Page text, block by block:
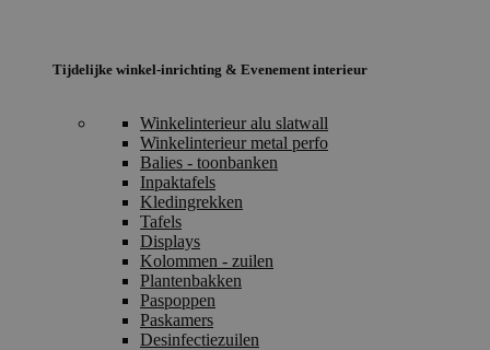
Tijdelijke winkel-inrichting & Evenement interieur
Winkelinterieur alu slatwall
Winkelinterieur metal perfo
Balies - toonbanken
Inpaktafels
Kledingrekken
Tafels
Displays
Kolommen - zuilen
Plantenbakken
Paspoppen
Paskamers
Desinfectiezuilen